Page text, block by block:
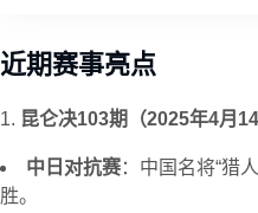
近期赛事亮点
1. 昆仑决103期（2025年4月14
中日对抗赛：中国名将“猎
胜。